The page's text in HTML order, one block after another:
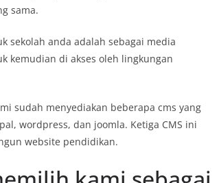
sama.
sekolah anda adalah sebagai media
kemudian di akses oleh lingkungan
sudah menyediakan beberapa cms yang
wordpress, dan joomla. Ketiga CMS ini
website pendidikan.